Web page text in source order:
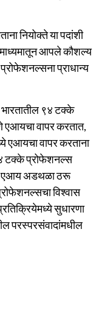
नियोक्ते या पदांशी
आपले कौशल्य
प्रोफेशनल्सना प्राधान्य
९४ टक्के
एआयचा वापर करतात,
एआयचा वापर करताना
टक्के प्रोफेशनल्स
एआय अडथळा ठरू
विश्वास
सुधारणा
परस्परसंवादांमधील